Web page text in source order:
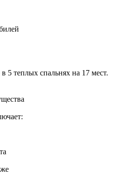
5 теплых спальнях на 17 мест.